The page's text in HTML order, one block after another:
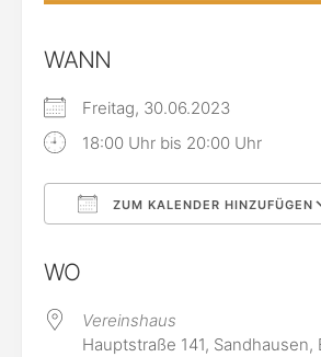
WANN
Freitag, 30.06.2023
18:00 Uhr bis 20:00 Uhr
ZUM KALENDER HINZUFÜGEN
WO
Vereinshaus
Hauptstraße 141, Sandhausen,